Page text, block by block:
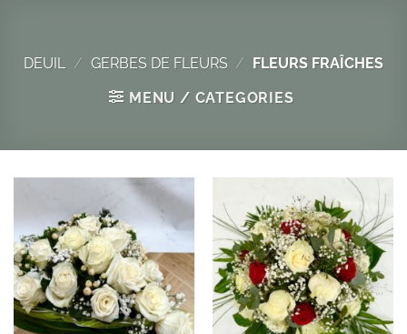
contenu
DEUIL / GERBES DE FLEURS / FLEURS FRAÎCHES
MENU / CATEGORIES